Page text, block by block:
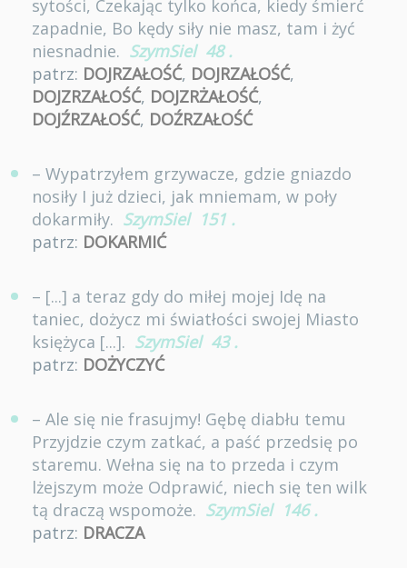
sytości, Czekając tylko końca, kiedy śmierć
zapadnie, Bo kędy siły nie masz, tam i żyć
niesnadnie. SzymSiel 48 .
patrz: DOJRZAŁOŚĆ, DOJRZAŁOŚĆ,
DOJZRZAŁOŚĆ, DOJZRŻAŁOŚĆ,
DOJŹRZAŁOŚĆ, DOŹRZAŁOŚĆ
– Wypatrzyłem grzywacze, gdzie gniazdo
nosiły I już dzieci, jak mniemam, w poły
dokarmiły. SzymSiel 151 .
patrz: DOKARMIĆ
– [...] a teraz gdy do miłej mojej Idę na
taniec, dożycz mi światłości swojej Miasto
księżyca [...]. SzymSiel 43 .
patrz: DOŻYCZYĆ
– Ale się nie frasujmy! Gębę diabłu temu
Przyjdzie czym zatkać, a paść przedsię po
staremu. Wełna się na to przeda i czym
lżejszym może Odprawić, niech się ten wilk
tą draczą wspomoże. SzymSiel 146 .
patrz: DRACZA